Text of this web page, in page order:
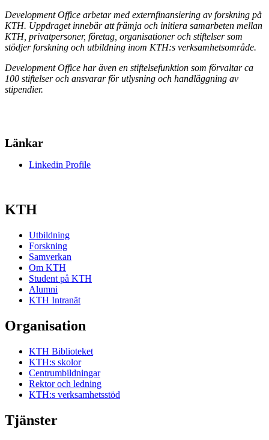
Development Office arbetar med externfinansiering av forskning på
KTH. Uppdraget innebär att främja och initiera samarbeten mellan
KTH, privatpersoner, företag, organisationer och stiftelser som
stödjer forskning och utbildning inom KTH:s verksamhetsområde.
Development Office har även en stiftelsefunktion som förvaltar ca
100 stiftelser och ansvarar för utlysning och handläggning av
stipendier.
Länkar
Linkedin Profile
KTH
Utbildning
Forskning
Samverkan
Om KTH
Student på KTH
Alumni
KTH Intranät
Organisation
KTH Biblioteket
KTH:s skolor
Centrumbildningar
Rektor och ledning
KTH:s verksamhetsstöd
Tjänster